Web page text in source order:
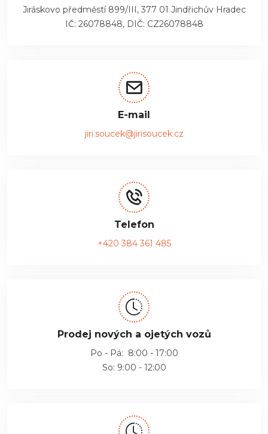
Jiráskovo předměstí 899/III, 377 01 Jindřichův Hradec
IČ: 26078848, DIČ: CZ26078848
E-mail
jiri.soucek@jirisoucek.cz
Telefon
+420 384 361 485
Prodej nových a ojetých vozů
Po - Pá: 8:00 - 17:00
So: 9:00 - 12:00